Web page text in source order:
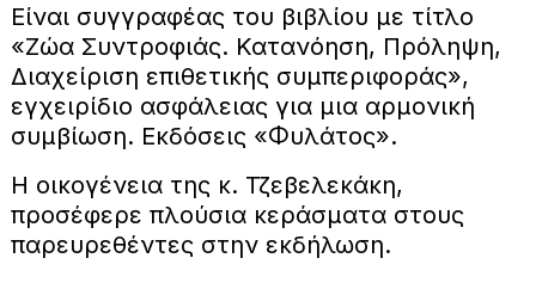
Είναι συγγραφέας του βιβλίου με τίτλο
«Ζώα Συντροφιάς. Κατανόηση, Πρόληψη,
Διαχείριση επιθετικής συμπεριφοράς»,
εγχειρίδιο ασφάλειας για μια αρμονική
συμβίωση. Εκδόσεις «Φυλάτος».
Η οικογένεια της κ. Τζεβελεκάκη,
προσέφερε πλούσια κεράσματα στους
παρευρεθέντες στην εκδήλωση.